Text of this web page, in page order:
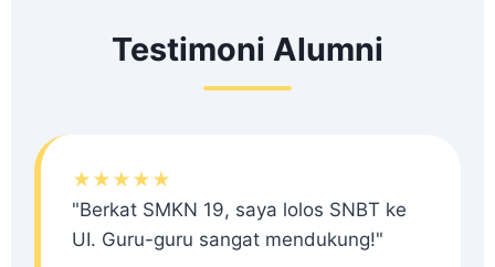
Testimoni Alumni
★★★★★
"Berkat SMKN 19, saya lolos SNBT ke
UI. Guru-guru sangat mendukung!"